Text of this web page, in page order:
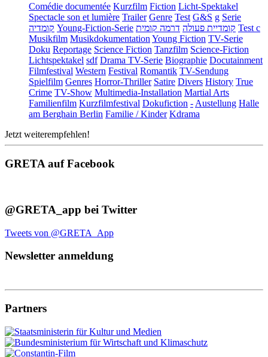
Comédie documentée Kurzfilm Fiction Licht-Spektakel
Spectacle son et lumière Trailer Genre Test G&S g Serie
קומדיה Young-Fiction-Serie קומדיית פעולה דרמה קומית
Test c
Musikfilm Musikdokumentation Young Fiction TV-Serie
Doku Reportage Science Fiction Tanzfilm Science-Fiction
Lichtspektakel sdf Drama TV-Serie Biographie Docutainment
Filmfestival Western Festival Romantik TV-Sendung
Spielfilm Genres Horror-Thriller Satire Divers History True
Crime TV-Show Multimedia-Installation Martial Arts
Familienfilm Kurzfilmfestival Dokufiction - Austellung Halle
am Berghain Berlin Familie / Kinder Kdrama
Jetzt weiterempfehlen!
GRETA auf Facebook
@GRETA_app bei Twitter
Tweets von @GRETA_App
Newsletter anmeldung
Partners